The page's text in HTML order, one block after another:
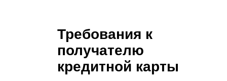
Требования к
получателю
кредитной карты